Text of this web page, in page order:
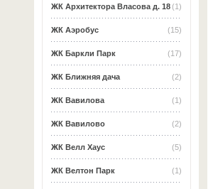
(1)
ЖК Архитектора Власова д. 18
(15)
ЖК Аэробус
(17)
ЖК Баркли Парк
(2)
ЖК Ближняя дача
(1)
ЖК Вавилова
(2)
ЖК Вавилово
(5)
ЖК Велл Хаус
(1)
ЖК Велтон Парк